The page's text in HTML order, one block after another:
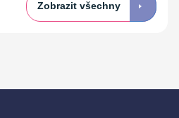
Zobrazit všechny